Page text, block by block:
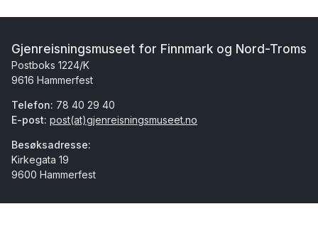
Gjenreisningsmuseet for Finnmark og Nord-Troms
Postboks 1224/K
9616 Hammerfest
Telefon: 78 40 29 40
E-post: post(at)gjenreisningsmuseet.no
Besøksadresse:
Kirkegata 19
9600 Hammerfest